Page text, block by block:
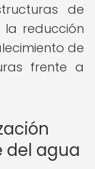
de
la reducción
de
frente a
del agua